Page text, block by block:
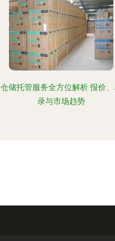
仓储托管服务全方位解析 报价、
录与市场趋势